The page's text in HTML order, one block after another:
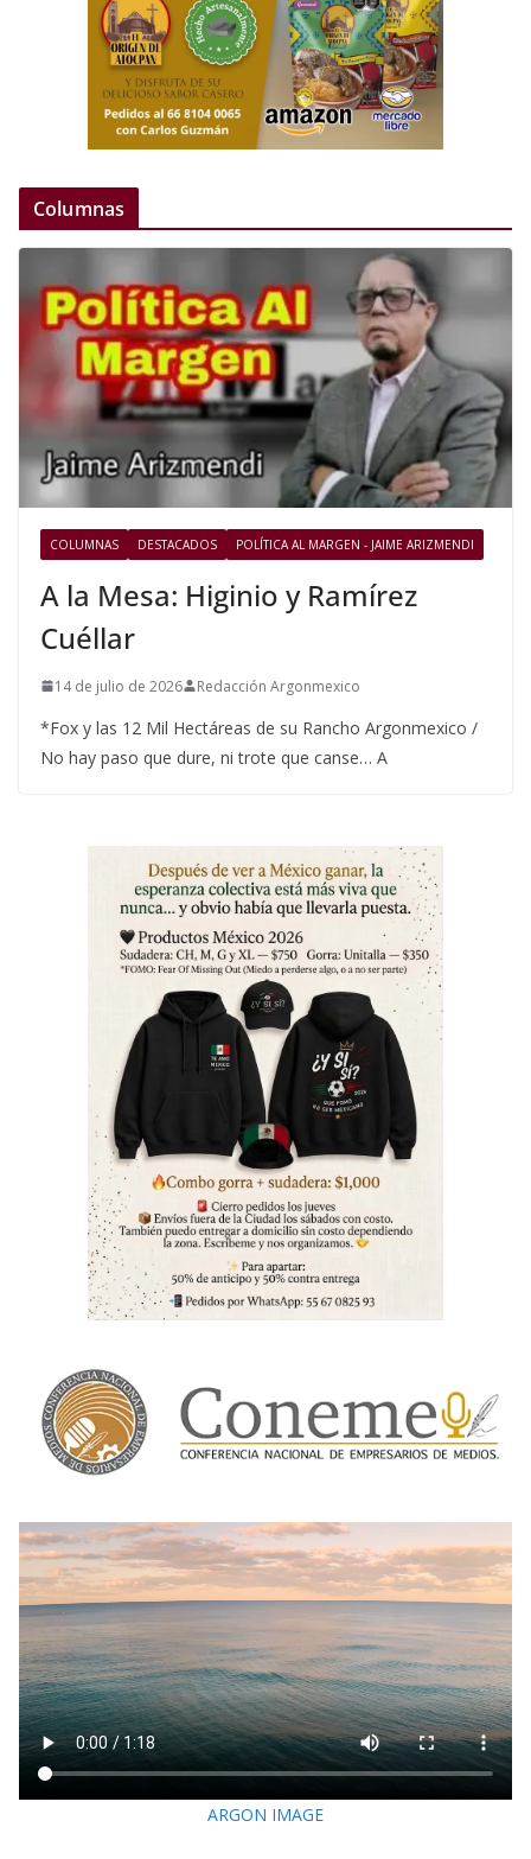
Columnas
COLUMNAS DESTACADOS POLÍTICA AL MARGEN - JAIME ARIZMENDI
A la Mesa: Higinio y Ramírez
Cuéllar
14 de julio de 2026 Redacción Argonmexico
*Fox y las 12 Mil Hectáreas de su Rancho Argonmexico /
No hay paso que dure, ni trote que canse… A
ARGON IMAGE